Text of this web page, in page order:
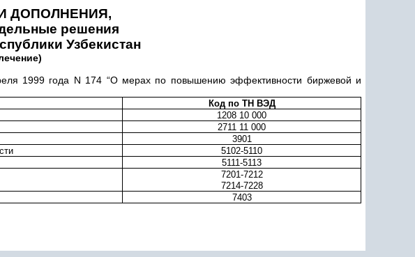
ДОПОЛНЕНИЯ,
решения
Узбекистан
1999 года N 174 “О мерах по повышению эффективности биржевой и
Код по ТН ВЭД
1208 10 000
2711 11 000
3901
5102-5110
5111-5113
7201-7212
7214-7228
7403